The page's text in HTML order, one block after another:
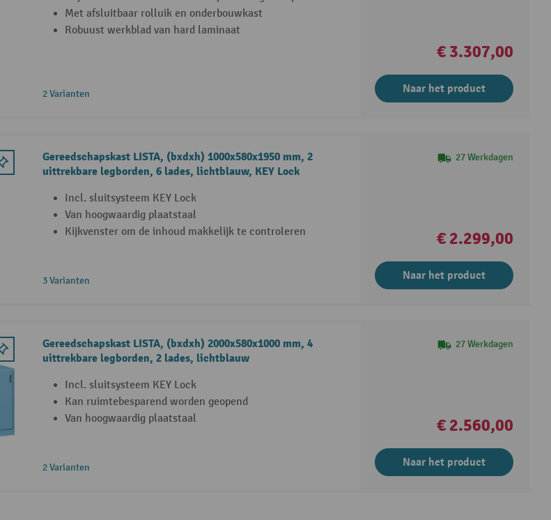
Met afsluitbaar rolluik en onderbouwkast
Robuust werkblad van hard laminaat
2 Varianten
€ 3.307,00
Naar het product
Gereedschapskast LISTA, (bxdxh) 1000x580x1950 mm, 2
uittrekbare legborden, 6 lades, lichtblauw, KEY Lock
Incl. sluitsysteem KEY Lock
Van hoogwaardig plaatstaal
Kijkvenster om de inhoud makkelijk te controleren
3 Varianten
27 Werkdagen
€ 2.299,00
Naar het product
Gereedschapskast LISTA, (bxdxh) 2000x580x1000 mm, 4
uittrekbare legborden, 2 lades, lichtblauw
Incl. sluitsysteem KEY Lock
Kan ruimtebesparend worden geopend
Van hoogwaardig plaatstaal
2 Varianten
27 Werkdagen
€ 2.560,00
Naar het product